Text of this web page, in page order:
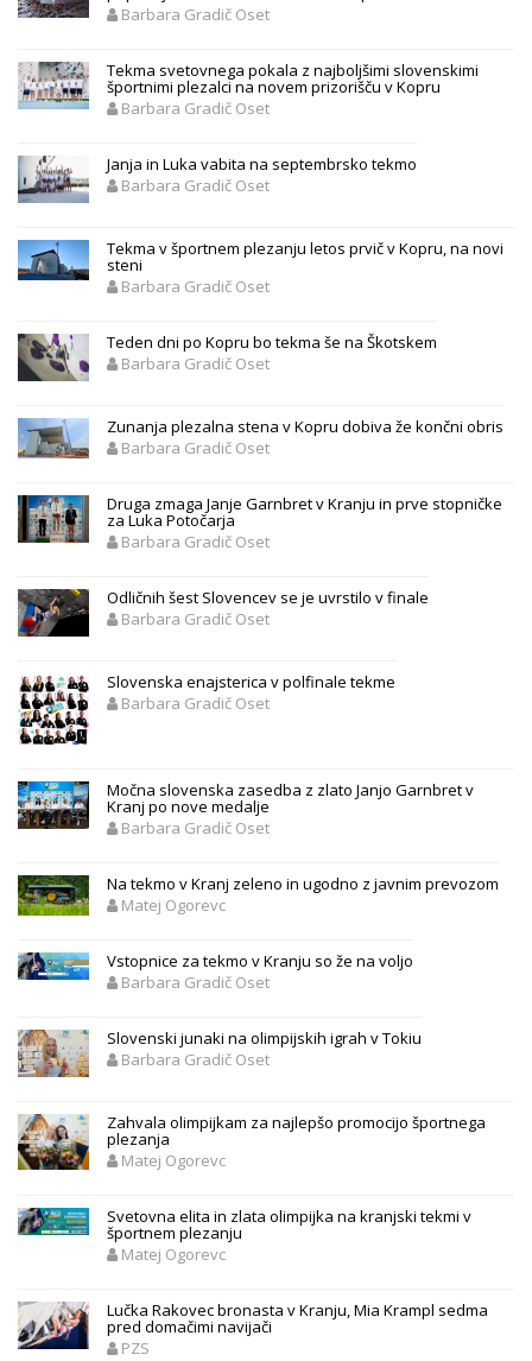
Barbara Gradič Oset
Tekma svetovnega pokala z najboljšimi slovenskimi
športnimi plezalci na novem prizorišču v Kopru
Barbara Gradič Oset
Janja in Luka vabita na septembrsko tekmo
Barbara Gradič Oset
Tekma v športnem plezanju letos prvič v Kopru, na novi
steni
Barbara Gradič Oset
Teden dni po Kopru bo tekma še na Škotskem
Barbara Gradič Oset
Zunanja plezalna stena v Kopru dobiva že končni obris
Barbara Gradič Oset
Druga zmaga Janje Garnbret v Kranju in prve stopničke
za Luka Potočarja
Barbara Gradič Oset
Odličnih šest Slovencev se je uvrstilo v finale
Barbara Gradič Oset
Slovenska enajsterica v polfinale tekme
Barbara Gradič Oset
Močna slovenska zasedba z zlato Janjo Garnbret v
Kranj po nove medalje
Barbara Gradič Oset
Na tekmo v Kranj zeleno in ugodno z javnim prevozom
Matej Ogorevc
Vstopnice za tekmo v Kranju so že na voljo
Barbara Gradič Oset
Slovenski junaki na olimpijskih igrah v Tokiu
Barbara Gradič Oset
Zahvala olimpijkam za najlepšo promocijo športnega
plezanja
Matej Ogorevc
Svetovna elita in zlata olimpijka na kranjski tekmi v
športnem plezanju
Matej Ogorevc
Lučka Rakovec bronasta v Kranju, Mia Krampl sedma
pred domačimi navijači
PZS